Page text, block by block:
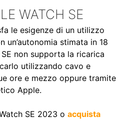
WATCH SE
le esigenze di un utilizzo
un’autonomia stimata in 18
non supporta la ricarica
utilizzando cavo e
ore e mezzo oppure tramite
Apple.
SE 2023 o acquista